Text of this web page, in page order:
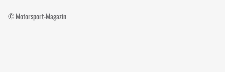
© Motorsport-Magazin